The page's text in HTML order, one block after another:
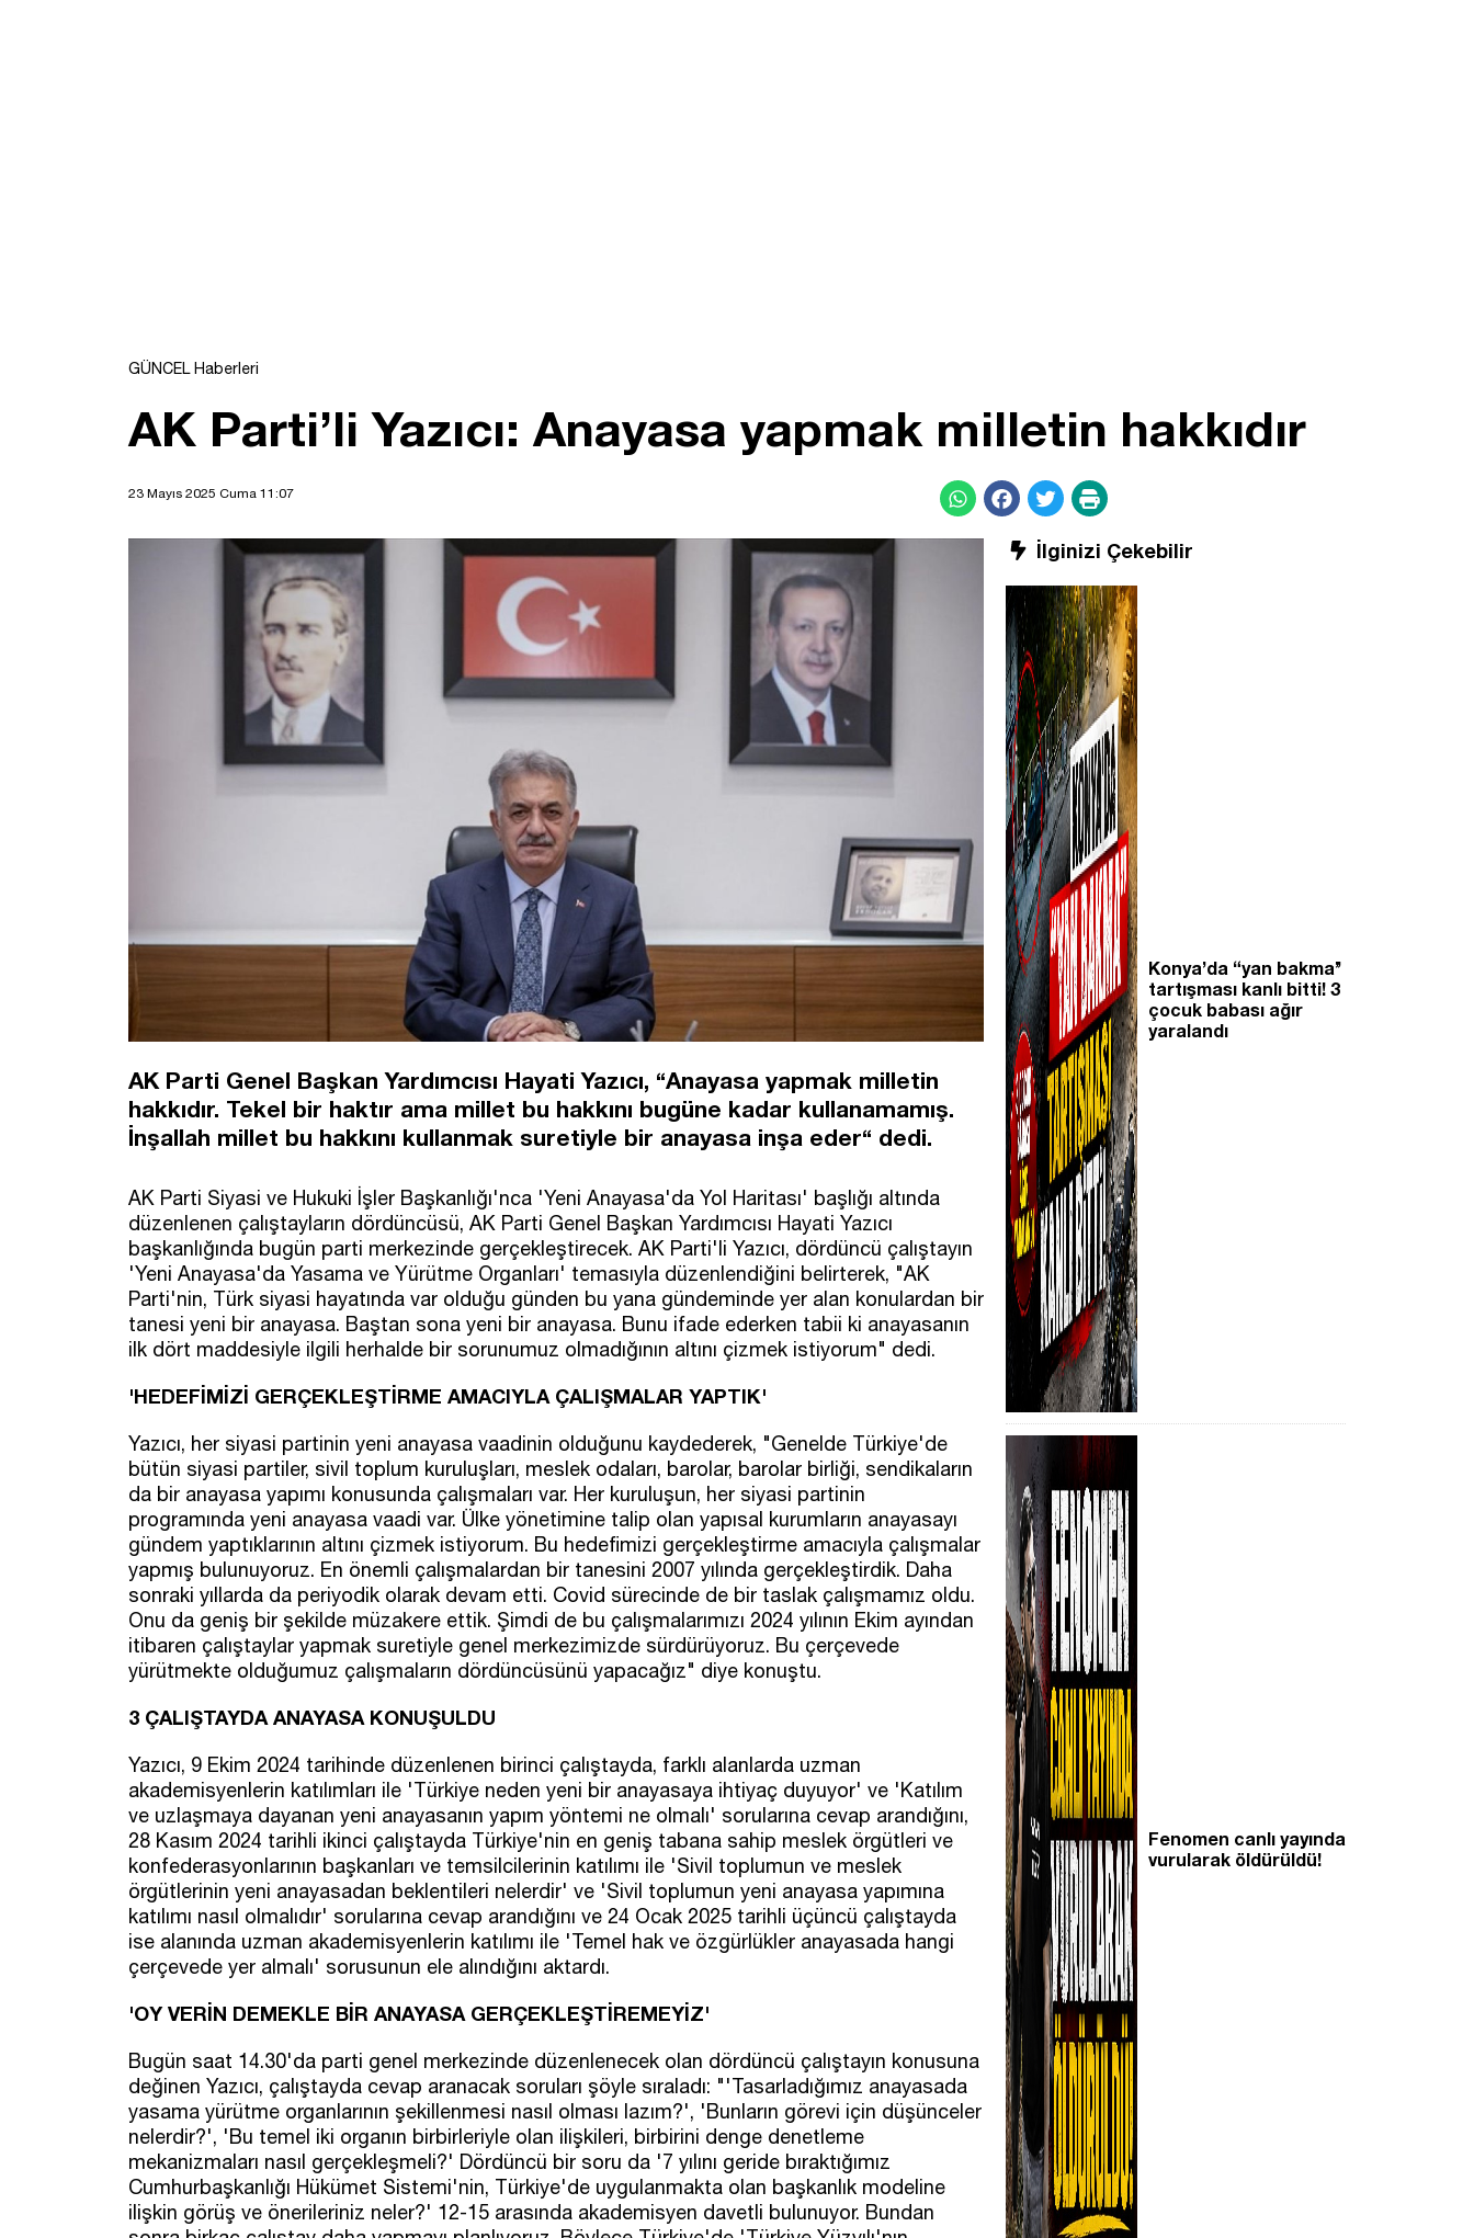
GÜNCEL Haberleri
AK Parti’li Yazıcı: Anayasa yapmak milletin hakkıdır
23 Mayıs 2025 Cuma 11:07
AK Parti Genel Başkan Yardımcısı Hayati Yazıcı, “Anayasa yapmak milletin
hakkıdır. Tekel bir haktır ama millet bu hakkını bugüne kadar kullanamamış.
İnşallah millet bu hakkını kullanmak suretiyle bir anayasa inşa eder“ dedi.
AK Parti Siyasi ve Hukuki İşler Başkanlığı'nca 'Yeni Anayasa'da Yol Haritası' başlığı altında
düzenlenen çalıştayların dördüncüsü, AK Parti Genel Başkan Yardımcısı Hayati Yazıcı
başkanlığında bugün parti merkezinde gerçekleştirecek. AK Parti'li Yazıcı, dördüncü çalıştayın
'Yeni Anayasa'da Yasama ve Yürütme Organları' temasıyla düzenlendiğini belirterek, "AK
Parti'nin, Türk siyasi hayatında var olduğu günden bu yana gündeminde yer alan konulardan bir
tanesi yeni bir anayasa. Baştan sona yeni bir anayasa. Bunu ifade ederken tabii ki anayasanın
ilk dört maddesiyle ilgili herhalde bir sorunumuz olmadığının altını çizmek istiyorum" dedi.
'HEDEFİMİZİ GERÇEKLEŞTİRME AMACIYLA ÇALIŞMALAR YAPTIK'
Yazıcı, her siyasi partinin yeni anayasa vaadinin olduğunu kaydederek, "Genelde Türkiye'de
bütün siyasi partiler, sivil toplum kuruluşları, meslek odaları, barolar, barolar birliği, sendikaların
da bir anayasa yapımı konusunda çalışmaları var. Her kuruluşun, her siyasi partinin
programında yeni anayasa vaadi var. Ülke yönetimine talip olan yapısal kurumların anayasayı
gündem yaptıklarının altını çizmek istiyorum. Bu hedefimizi gerçekleştirme amacıyla çalışmalar
yapmış bulunuyoruz. En önemli çalışmalardan bir tanesini 2007 yılında gerçekleştirdik. Daha
sonraki yıllarda da periyodik olarak devam etti. Covid sürecinde de bir taslak çalışmamız oldu.
Onu da geniş bir şekilde müzakere ettik. Şimdi de bu çalışmalarımızı 2024 yılının Ekim ayından
itibaren çalıştaylar yapmak suretiyle genel merkezimizde sürdürüyoruz. Bu çerçevede
yürütmekte olduğumuz çalışmaların dördüncüsünü yapacağız" diye konuştu.
3 ÇALIŞTAYDA ANAYASA KONUŞULDU
Yazıcı, 9 Ekim 2024 tarihinde düzenlenen birinci çalıştayda, farklı alanlarda uzman
akademisyenlerin katılımları ile 'Türkiye neden yeni bir anayasaya ihtiyaç duyuyor' ve 'Katılım
ve uzlaşmaya dayanan yeni anayasanın yapım yöntemi ne olmalı' sorularına cevap arandığını,
28 Kasım 2024 tarihli ikinci çalıştayda Türkiye'nin en geniş tabana sahip meslek örgütleri ve
konfederasyonlarının başkanları ve temsilcilerinin katılımı ile 'Sivil toplumun ve meslek
örgütlerinin yeni anayasadan beklentileri nelerdir' ve 'Sivil toplumun yeni anayasa yapımına
katılımı nasıl olmalıdır' sorularına cevap arandığını ve 24 Ocak 2025 tarihli üçüncü çalıştayda
ise alanında uzman akademisyenlerin katılımı ile 'Temel hak ve özgürlükler anayasada hangi
çerçevede yer almalı' sorusunun ele alındığını aktardı.
'OY VERİN DEMEKLE BİR ANAYASA GERÇEKLEŞTİREMEYİZ'
Bugün saat 14.30'da parti genel merkezinde düzenlenecek olan dördüncü çalıştayın konusuna
değinen Yazıcı, çalıştayda cevap aranacak soruları şöyle sıraladı: "'Tasarladığımız anayasada
yasama yürütme organlarının şekillenmesi nasıl olması lazım?', 'Bunların görevi için düşünceler
nelerdir?', 'Bu temel iki organın birbirleriyle olan ilişkileri, birbirini denge denetleme
mekanizmaları nasıl gerçekleşmeli?' Dördüncü bir soru da '7 yılını geride bıraktığımız
Cumhurbaşkanlığı Hükümet Sistemi'nin, Türkiye'de uygulanmakta olan başkanlık modeline
ilişkin görüş ve önerileriniz neler?' 12-15 arasında akademisyen davetli bulunuyor. Bundan
İlginizi Çekebilir
Konya’da “yan bakma’’
tartışması kanlı bitti! 3
çocuk babası ağır
yaralandı
Fenomen canlı yayında
vurularak öldürüldü!